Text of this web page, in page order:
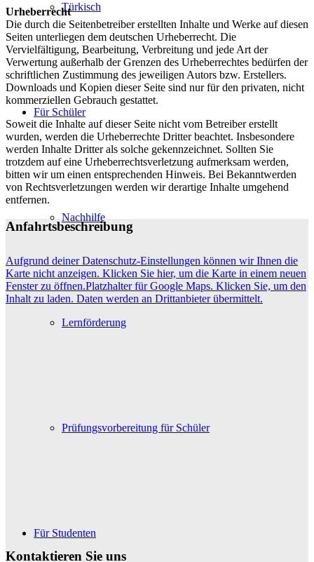
Türkisch
Für Schüler
Nachhilfe
Lernförderung
Prüfungsvorbereitung für Schüler
Für Studenten
Urheberrecht
Die durch die Seitenbetreiber erstellten Inhalte und Werke auf diesen
Seiten unterliegen dem deutschen Urheberrecht. Die
Vervielfältigung, Bearbeitung, Verbreitung und jede Art der
Verwertung außerhalb der Grenzen des Urheberrechtes bedürfen der
schriftlichen Zustimmung des jeweiligen Autors bzw. Erstellers.
Downloads und Kopien dieser Seite sind nur für den privaten, nicht
kommerziellen Gebrauch gestattet.
Soweit die Inhalte auf dieser Seite nicht vom Betreiber erstellt
wurden, werden die Urheberrechte Dritter beachtet. Insbesondere
werden Inhalte Dritter als solche gekennzeichnet. Sollten Sie
trotzdem auf eine Urheberrechtsverletzung aufmerksam werden,
bitten wir um einen entsprechenden Hinweis. Bei Bekanntwerden
von Rechtsverletzungen werden wir derartige Inhalte umgehend
entfernen.
Anfahrtsbeschreibung
Aufgrund deiner Datenschutz-Einstellungen können wir Ihnen die
Karte nicht anzeigen. Klicken Sie hier, um die Karte in einem neuen
Fenster zu öffnen.Platzhalter für Google Maps. Klicken Sie, um den
Inhalt zu laden. Daten werden an Drittanbieter übermittelt.
Kontaktieren Sie uns